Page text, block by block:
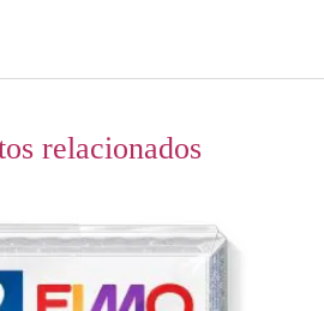
relacionados